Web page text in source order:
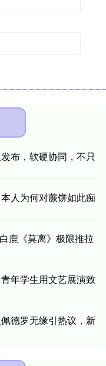
布，软硬协同，不只
人为何对蕨饼如此痴
鹿《莫离》极限推拉
年学生用文艺展演致
德罗无缘引热议，新